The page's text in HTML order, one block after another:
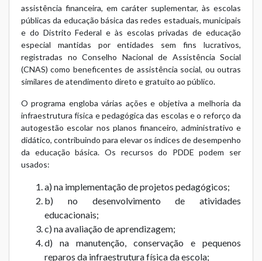
assistência financeira, em caráter suplementar, às escolas
públicas da educação básica das redes estaduais, municipais
e do Distrito Federal e às escolas privadas de educação
especial mantidas por entidades sem fins lucrativos,
registradas no Conselho Nacional de Assistência Social
(CNAS) como beneficentes de assistência social, ou outras
similares de atendimento direto e gratuito ao público.
O programa engloba várias ações e objetiva a melhoria da
infraestrutura física e pedagógica das escolas e o reforço da
autogestão escolar nos planos financeiro, administrativo e
didático, contribuindo para elevar os índices de desempenho
da educação básica. Os recursos do PDDE podem ser
usados:
a) na implementação de projetos pedagógicos;
b) no desenvolvimento de atividades
educacionais;
c) na avaliação de aprendizagem;
d) na manutenção, conservação e pequenos
reparos da infraestrutura física da escola;